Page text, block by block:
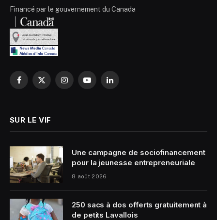
Financé par le gouvernement du Canada
Facebook
X
InstagramYouTubeLinkedIn
SUR LE VIF
Une campagne de sociofinancement
pour la jeunesse entrepreneuriale
8 août 2026
250 sacs à dos offerts gratuitement à
de petits Lavallois